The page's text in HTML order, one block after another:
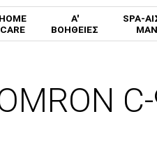
HOME
CARE
Α'
ΒΟΗΘΕΙΕΣ
SPA-